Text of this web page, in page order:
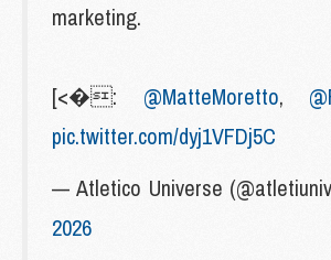
marketing.
[<�: @MatteMoretto,
pic.twitter.com/dyj1VFDj5C
— Atletico Universe
2026